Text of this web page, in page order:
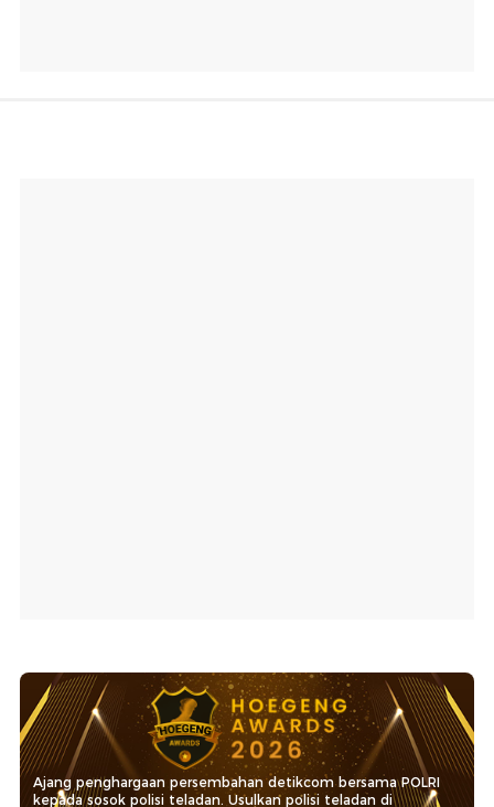
Ajang penghargaan persembahan detikcom bersama POLRI
kepada sosok polisi teladan. Usulkan polisi teladan di